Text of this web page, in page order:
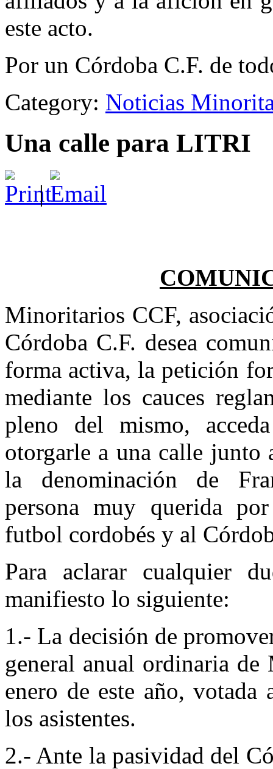
este acto.
Por un Córdoba C.F. de
Category: Noticias
Una calle para LITRI
|
Minoritarios CCF,
Córdoba C.F. desea
forma activa, la petición
mediante los cauces
pleno del mismo,
otorgarle a una calle
la denominación de
persona muy querida
futbol cordobés y al
Para aclarar cualquier
manifiesto lo siguiente:
1.- La decisión de
general anual ordinaria
enero de este año,
los asistentes.
2.- Ante la pasividad del